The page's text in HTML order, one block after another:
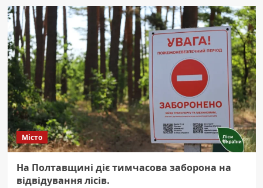
Місто
На Полтавщині діє тимчасова заборона на
відвідування лісів.